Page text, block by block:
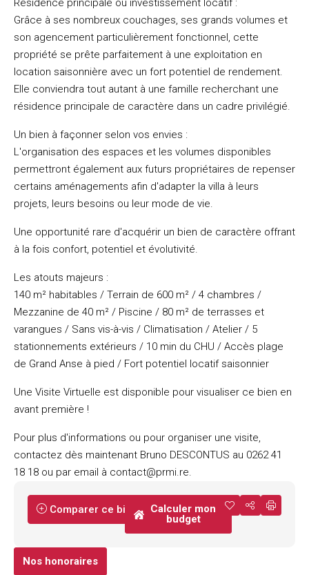
Résidence principale ou investissement locatif :
Grâce à ses nombreux couchages, ses grands volumes et
son agencement particulièrement fonctionnel, cette
propriété se prête parfaitement à une exploitation en
location saisonnière avec un fort potentiel de rendement.
Elle conviendra tout autant à une famille recherchant une
résidence principale de caractère dans un cadre privilégié.
Un bien à façonner selon vos envies :
L'organisation des espaces et les volumes disponibles
permettront également aux futurs propriétaires de repenser
certains aménagements afin d'adapter la villa à leurs
projets, leurs besoins ou leur mode de vie.
Une opportunité rare d'acquérir un bien de caractère offrant
à la fois confort, potentiel et évolutivité.
Les atouts majeurs :
140 m² habitables / Terrain de 600 m² / 4 chambres /
Mezzanine de 40 m² / Piscine / 80 m² de terrasses et
varangues / Sans vis-à-vis / Climatisation / Atelier / 5
stationnements extérieurs / 10 min du CHU / Accès plage
de Grand Anse à pied / Fort potentiel locatif saisonnier
Une Visite Virtuelle est disponible pour visualiser ce bien en
avant première !
Pour plus d'informations ou pour organiser une visite,
contactez dès maintenant Bruno DESCONTUS au 0262 41
18 18 ou par email à contact@prmi.re.
Comparer ce bien
Calculer mon
budget
Nos honoraires